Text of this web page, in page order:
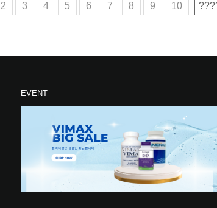
2 3 4 5 6 7 8 9 10
EVENT